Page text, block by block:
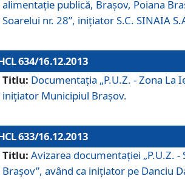
alimentaţie publică, Braşov, Poiana
Soarelui nr. 28”, iniţiator S.C. SINAIA
634/16.12.2013
Titlu: Documentaţia „P.U.Z. - Zona La
iniţiator Municipiul Braşov.
633/16.12.2013
Titlu: Avizarea documentaţiei „P.U.Z. -
Braşov”, având ca iniţiator pe Danciu